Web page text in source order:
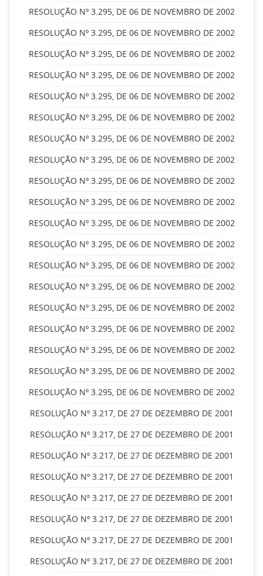
RESOLUÇÃO Nº 3.295, DE 06 DE NOVEMBRO DE 2002
RESOLUÇÃO Nº 3.295, DE 06 DE NOVEMBRO DE 2002
RESOLUÇÃO Nº 3.295, DE 06 DE NOVEMBRO DE 2002
RESOLUÇÃO Nº 3.295, DE 06 DE NOVEMBRO DE 2002
RESOLUÇÃO Nº 3.295, DE 06 DE NOVEMBRO DE 2002
RESOLUÇÃO Nº 3.295, DE 06 DE NOVEMBRO DE 2002
RESOLUÇÃO Nº 3.295, DE 06 DE NOVEMBRO DE 2002
RESOLUÇÃO Nº 3.295, DE 06 DE NOVEMBRO DE 2002
RESOLUÇÃO Nº 3.295, DE 06 DE NOVEMBRO DE 2002
RESOLUÇÃO Nº 3.295, DE 06 DE NOVEMBRO DE 2002
RESOLUÇÃO Nº 3.295, DE 06 DE NOVEMBRO DE 2002
RESOLUÇÃO Nº 3.295, DE 06 DE NOVEMBRO DE 2002
RESOLUÇÃO Nº 3.295, DE 06 DE NOVEMBRO DE 2002
RESOLUÇÃO Nº 3.295, DE 06 DE NOVEMBRO DE 2002
RESOLUÇÃO Nº 3.295, DE 06 DE NOVEMBRO DE 2002
RESOLUÇÃO Nº 3.295, DE 06 DE NOVEMBRO DE 2002
RESOLUÇÃO Nº 3.295, DE 06 DE NOVEMBRO DE 2002
RESOLUÇÃO Nº 3.295, DE 06 DE NOVEMBRO DE 2002
RESOLUÇÃO Nº 3.295, DE 06 DE NOVEMBRO DE 2002
RESOLUÇÃO Nº 3.217, DE 27 DE DEZEMBRO DE 2001
RESOLUÇÃO Nº 3.217, DE 27 DE DEZEMBRO DE 2001
RESOLUÇÃO Nº 3.217, DE 27 DE DEZEMBRO DE 2001
RESOLUÇÃO Nº 3.217, DE 27 DE DEZEMBRO DE 2001
RESOLUÇÃO Nº 3.217, DE 27 DE DEZEMBRO DE 2001
RESOLUÇÃO Nº 3.217, DE 27 DE DEZEMBRO DE 2001
RESOLUÇÃO Nº 3.217, DE 27 DE DEZEMBRO DE 2001
RESOLUÇÃO Nº 3.217, DE 27 DE DEZEMBRO DE 2001